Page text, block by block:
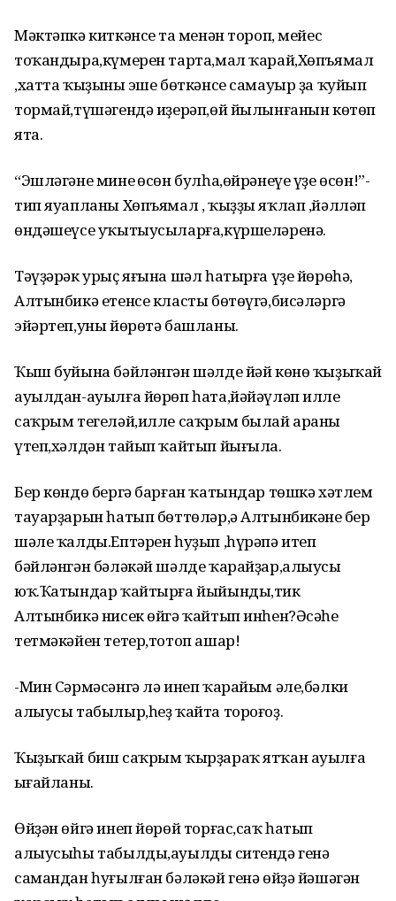
Мәктәпкә киткәнсе таң менән тороп, мейес
тоҡандыра,күмерен тарта,мал ҡарай,Хөпъямал
,хатта ҡыҙының эше бөткәнсе самауыр ҙа ҡуйып
тормай,түшәгендә иҙерәп,өй йылынғанын көтөп
ята.
“Эшләгәне минең өсөн булһа,өйрәнеүе үҙе өсөн!”-
тип яуапланы Хөпъямал , ҡыҙҙы яҡлап ,йәлләп
өндәшеүсе уҡытыусыларға,күршеләренә.
Тәүҙәрәк урыҫ яғына шәл һатырға үҙе йөрөһә,
Алтынбикә етенсе класты бөтөүгә,бисәләргә
эйәртеп,уны йөрөтә башланы.
Ҡыш буйына бәйләнгән шәлде йәй көнө ҡыҙыҡай
ауылдан-ауылға йөрөп һата,йәйәүләп илле
саҡрым тегеләй,илле саҡрым былай араны
үтеп,хәлдән тайып ҡайтып йығыла.
Бер көндө бергә барған ҡатындар төшкә хәтлем
тауарҙарын һатып бөттөләр,ә Алтынбикәнең бер
шәле ҡалды.Ептәрен һуҙып ,һүрәпә итеп
бәйләнгән бәләкәй шәлде ҡарайҙар,алыусы
юҡ.Ҡатындар ҡайтырға йыйынды,тик
Алтынбикә нисек өйгә ҡайтып инһен?Әсәһе
тетмәкәйен тетер,тотоп ашар!
-Мин Сәрмәсәнгә лә инеп ҡарайым әле,бәлки
алыусы табылыр,һеҙ ҡайта тороғоҙ.
Ҡыҙыҡай биш саҡрым ҡырҙараҡ ятҡан ауылға
ыңғайланы.
Өйҙән өйгә инеп йөрөй торғас,саҡ һатып
алыусыһы табылды,ауылдың ситендә генә
самандан һуғылған бәләкәй генә өйҙә йәшәгән